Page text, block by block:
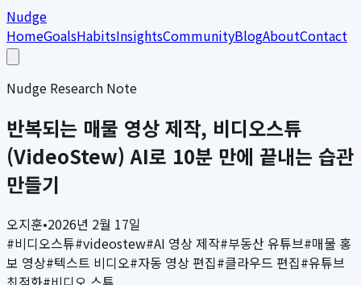
Nudge
HomeGoalsHabitsInsightsCommunityBlogAboutContact
Nudge Research Note
반복되는 매물 영상 제작, 비디오스튜
(VideoStew) AI로 10분 만에 끝내는 습관
만들기
오지훈•2026년 2월 17일
#비디오스튜#videostew#AI 영상 제작#부동산 유튜브#매물 홍
보 영상#텍스트 비디오#자동 영상 편집#클라우드 편집#유튜브